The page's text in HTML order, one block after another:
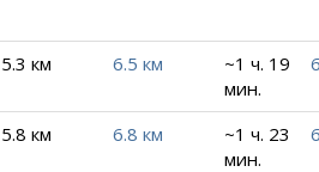
5.3 км 6.5 км
~1 ч. 19
мин.
5.8 км 6.8 км
~1 ч. 23
мин.